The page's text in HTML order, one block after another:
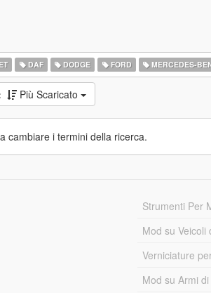
DAF DODGE FORD MERCEDES-
Più Scaricato
cambiare i termini della ricerca.
Strumenti Per
Mod su Veicoli
Verniciature
Mod su Armi di